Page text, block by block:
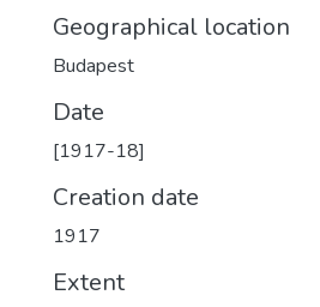
Geographical location
Budapest
Date
[1917-18]
Creation date
1917
Extent